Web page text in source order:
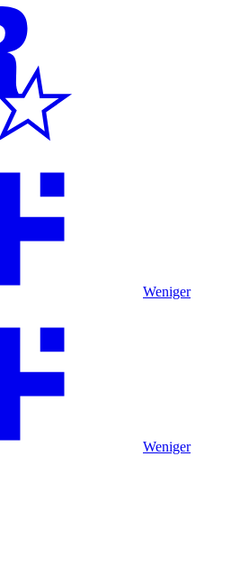
Weniger
Weniger